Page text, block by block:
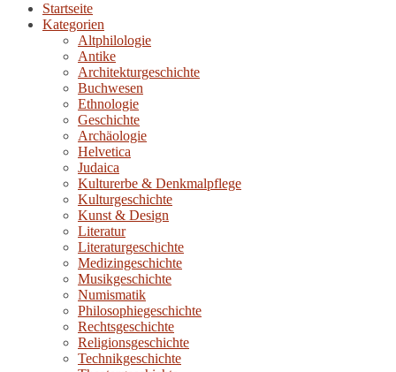
Startseite
Kategorien
Altphilologie
Antike
Architekturgeschichte
Buchwesen
Ethnologie
Geschichte
Archäologie
Helvetica
Judaica
Kulturerbe & Denkmalpflege
Kulturgeschichte
Kunst & Design
Literatur
Literaturgeschichte
Medizingeschichte
Musikgeschichte
Numismatik
Philosophiegeschichte
Rechtsgeschichte
Religionsgeschichte
Technikgeschichte